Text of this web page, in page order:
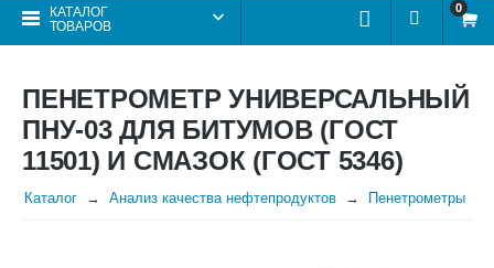
КАТАЛОГ
ТОВАРОВ
0
ПЕНЕТРОМЕТР УНИВЕРСАЛЬНЫЙ
ПНУ-03 ДЛЯ БИТУМОВ (ГОСТ
11501) И СМАЗОК (ГОСТ 5346)
Каталог Анализ качества нефтепродуктов Пенетрометры